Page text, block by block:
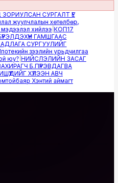
СУРГАЛТ ҮЕ
жуулчлалын хөтөлбөр,
хийлээ|КОП17
ГАМШГААС
СУРГУУЛИЙГ
зээлийн урьдчилгаа
юу?|НИЙСЛЭЛИЙН ЗАСАГ
Б.ПҮРЭВДАГВА
ХҮЛЭЭН АВЧ
Хэнтий аймагт